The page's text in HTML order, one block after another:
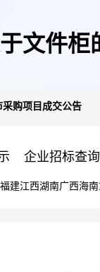
文件
购项目成交公告
企业招标查询
福建江西湖南广西海南